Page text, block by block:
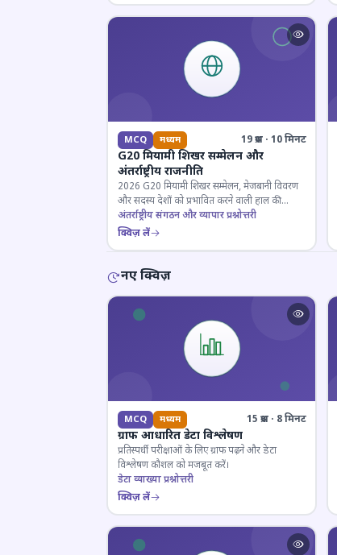
MCQ मध्यम 19 प्रश्न · 10 मिनट
G20 मियामी शिखर सम्मेलन और
अंतर्राष्ट्रीय राजनीति
2026 G20 मियामी शिखर सम्मेलन, मेजबानी विवरण
और सदस्य देशों को प्रभावित करने वाली हाल की
राजनयिक घटनाओं पर ज्ञान परीक्षण करें।
अंतर्राष्ट्रीय संगठन और व्यापार प्रश्नोत्तरी
क्विज़ लें
नए क्विज़
MCQ मध्यम 15 प्रश्न · 8 मिनट
ग्राफ आधारित डेटा विश्लेषण
प्रतिस्पर्धी परीक्षाओं के लिए ग्राफ पढ़ने और डेटा
विश्लेषण कौशल को मजबूत करें।
डेटा व्याख्या प्रश्नोत्तरी
क्विज़ लें